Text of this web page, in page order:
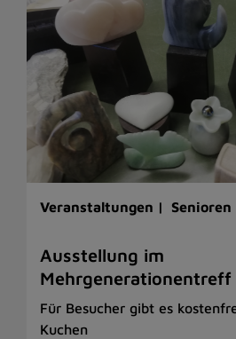
Veranstaltungen | Senioren
Ausstellung im
Mehrgenerationentreff
Für Besucher gibt es
Kuchen